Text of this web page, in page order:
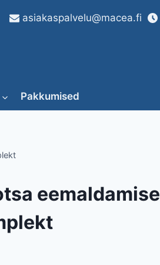
asiakaspalvelu@macea.fi
Pakkumised
eemaldamise